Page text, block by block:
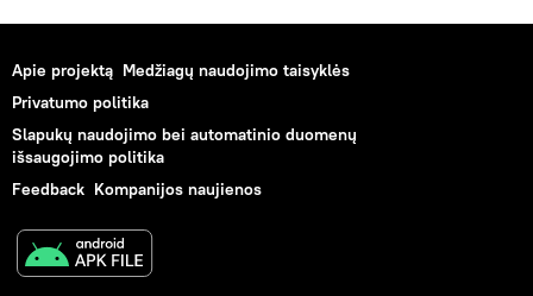
Apie projektą Medžiagų naudojimo taisyklės
Privatumo politika
Slapukų naudojimo bei automatinio duomenų
išsaugojimo politika
Feedback Kompanijos naujienos